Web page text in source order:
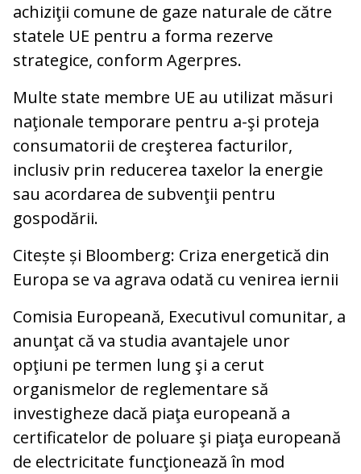
achiziţii comune de gaze naturale de către
statele UE pentru a forma rezerve
strategice, conform Agerpres.
Multe state membre UE au utilizat măsuri
naţionale temporare pentru a-şi proteja
consumatorii de creşterea facturilor,
inclusiv prin reducerea taxelor la energie
sau acordarea de subvenţii pentru
gospodării.
Citește și Bloomberg: Criza energetică din
Europa se va agrava odată cu venirea iernii
Comisia Europeană, Executivul comunitar, a
anunţat că va studia avantajele unor
opţiuni pe termen lung şi a cerut
organismelor de reglementare să
investigheze dacă piaţa europeană a
certificatelor de poluare şi piaţa europeană
de electricitate funcţionează în mod